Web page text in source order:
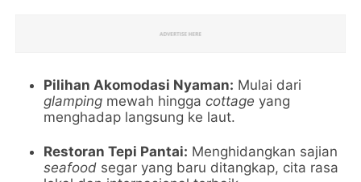
Pilihan Akomodasi Nyaman: Mulai dari
glamping mewah hinggacottage yang
menghadap langsung ke laut.
Restoran Tepi Pantai: Menghidangkan sajian
seafood segar yang baru ditangkap, cita rasa